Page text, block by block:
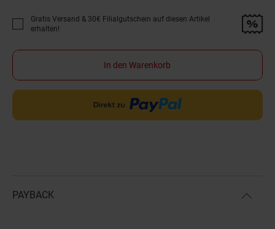
Promotion "Gratis Versand &amp; 30€ Filialgutschein auf diesen Artikel
Gratis Versand & 30€ Filialgutschein auf diesen Artikel
erhalten!
In den Warenkorb
PAYBACK